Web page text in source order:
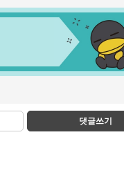
댓글쓰기